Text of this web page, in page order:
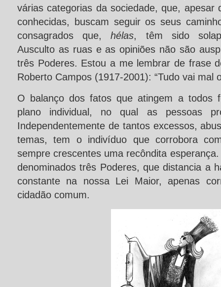
várias categorias da sociedade, que, apesar
conhecidas, buscam seguir os seus
consagrados que,hélas, têm sido
Ausculto as ruas e as opiniões não são
três Poderes. Estou a me lembrar de frase
Roberto Campos (1917-2001): “Tudo vai mal
O balanço dos fatos que atingem a todos
plano individual, no qual as pessoas
Independentemente de tantos excessos,
temas, tem o indivíduo que corrobora
sempre crescentes uma recôndita
denominados três Poderes, que distancia a
constante na nossa Lei Maior, apenas
cidadão comum.